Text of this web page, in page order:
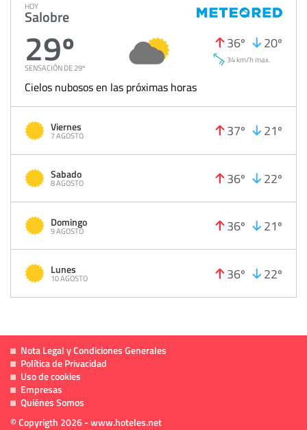
HOY
Salobre
29º
SENSACIÓN DE 29º
36º 20º
34 km/h max.
Cielos nubosos en las próximas horas
Viernes
7 AGOSTO 37º 21º
Sabado
8 AGOSTO 36º 22º
Domingo
9 AGOSTO 36º 21º
Lunes
10 AGOSTO 36º 22º
Nota Legal y Condiciones Generales
Política de Privacidad
Uso de cookies
Empresas
Quiénes Somos
© Copyrigth 2026 - www.hoteles.net